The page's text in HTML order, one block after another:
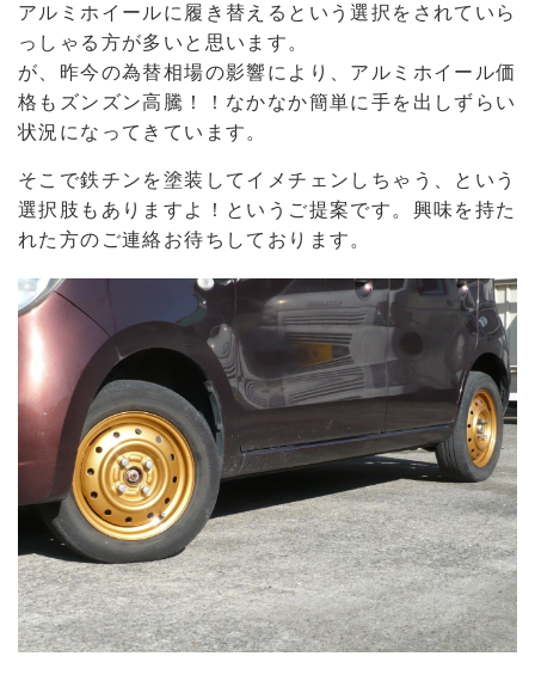
アルミホイールに履き替えるという選択をされていら
っしゃる方が多いと思います。
が、昨今の為替相場の影響により、アルミホイール価
格もズンズン高騰！！なかなか簡単に手を出しずらい
状況になってきています。
そこで鉄チンを塗装してイメチェンしちゃう、という
選択肢もありますよ！というご提案です。 興味を持た
れた方のご連絡お待ちしております。